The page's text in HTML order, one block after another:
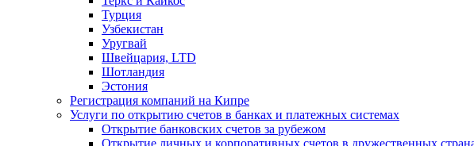
Турция
Узбекистан
Уругвай
Швейцария, LTD
Шотландия
Эстония
Регистрация компаний на Кипре
Услуги по открытию счетов в банках и платежных системах
Открытие банковских счетов за рубежом
Открытие личных и корпоративных счетов в дружественных